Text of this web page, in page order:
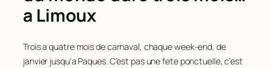
a Limoux
Trois a quatre mois de carnaval, chaque week-end, de
janvier jusqu’a Paques. C’est pas une fete ponctuelle, c’est